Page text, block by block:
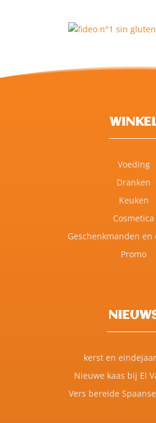
Voeding
Dranken
Keuken
Cosmetica
Geschenkmanden en
Promo
kerst en
Nieuwe kaas bij El
Vers bereide